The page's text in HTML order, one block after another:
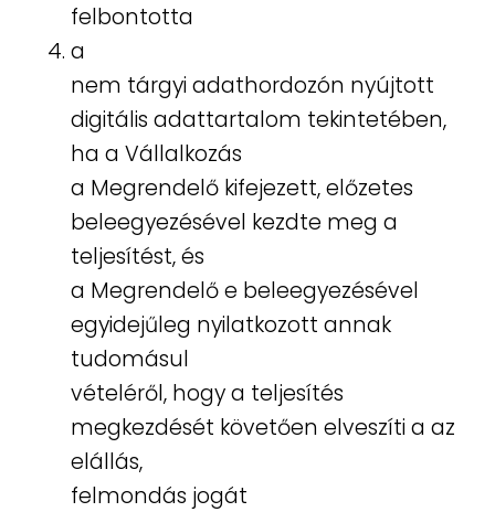
felbontotta
a
nem tárgyi adathordozón nyújtott
digitális adattartalom tekintetében,
ha a Vállalkozás
a Megrendelő kifejezett, előzetes
beleegyezésével kezdte meg a
teljesítést, és
a Megrendelő e beleegyezésével
egyidejűleg nyilatkozott annak
tudomásul
vételéről, hogy a teljesítés
megkezdését követően elveszíti a az
elállás,
felmondás jogát